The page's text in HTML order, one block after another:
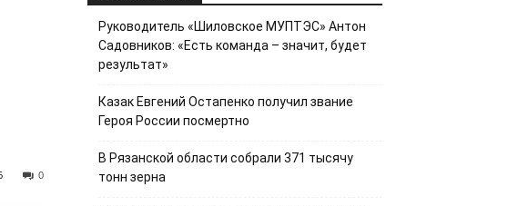
0
Руководитель «Шиловское МУПТЭС» Антон
Садовников: «Есть команда – значит, будет
результат»
Казак Евгений Остапенко получил звание
Героя России посмертно
В Рязанской области собрали 371 тысячу
тонн зерна